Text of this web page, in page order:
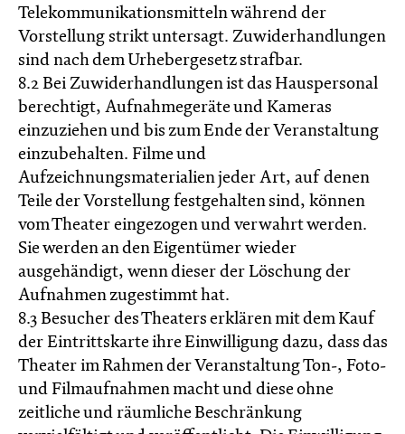
Telekommunikationsmitteln während der
Vorstellung strikt untersagt. Zuwiderhandlungen
sind nach dem Urhebergesetz strafbar.
8.2 Bei Zuwiderhandlungen ist das Hauspersonal
berechtigt, Aufnahmegeräte und Kameras
einzuziehen und bis zum Ende der Veranstaltung
einzubehalten. Filme und
Aufzeichnungsmaterialien jeder Art, auf denen
Teile der Vorstellung festgehalten sind, können
vom Theater eingezogen und verwahrt werden.
Sie werden an den Eigentümer wieder
ausgehändigt, wenn dieser der Löschung der
Aufnahmen zugestimmt hat.
8.3 Besucher des Theaters erklären mit dem Kauf
der Eintrittskarte ihre Einwilligung dazu, dass das
Theater im Rahmen der Veranstaltung Ton-, Foto-
und Filmaufnahmen macht und diese ohne
zeitliche und räumliche Beschränkung